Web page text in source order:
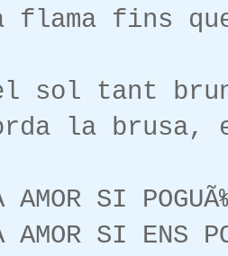
flama fins
el sol tant
la brusa,
AMOR SI
AMOR SI ENS